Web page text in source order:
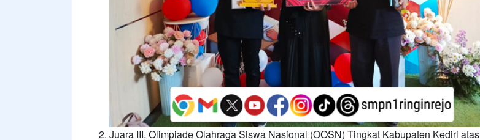
Juara III, Olimpiade Olahraga Siswa Nasional (OOSN) Tingkat Kabupaten Kediri atas